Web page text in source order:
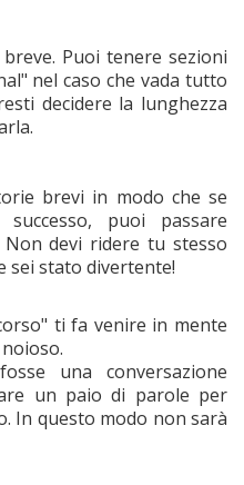
Puoi tenere sezioni
nel caso che vada tutto
decidere la lunghezza
brevi in modo che se
puoi passare
devi ridere tu stesso
sei stato divertente!
ti fa venire in mente
una conversazione
un paio di parole per
In questo modo non sarà